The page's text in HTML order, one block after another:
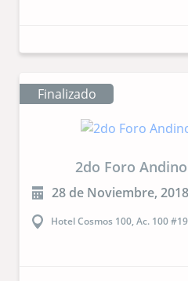
Finalizado
2do Foro
28 de Noviembre, 2018
Hotel Cosmos 100, Ac. 100